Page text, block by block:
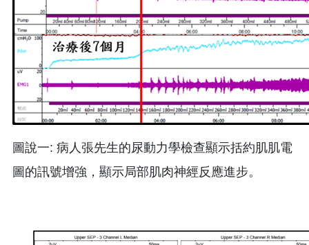
圖說一: 病人張先生的尿動力學檢查顯示括約肌肌電
圖的訊號增強，顯示局部肌肉神經反應進步。